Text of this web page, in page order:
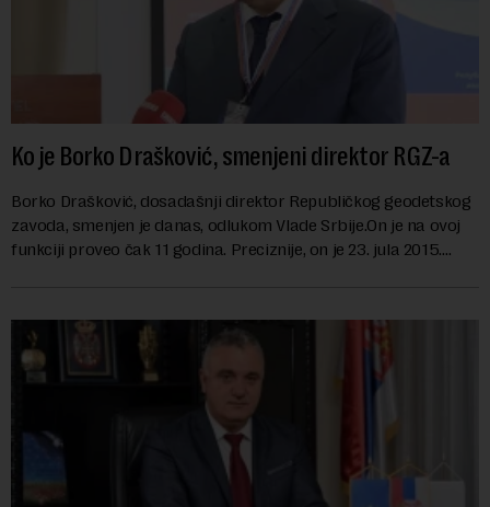
Ko je Borko Drašković, smenjeni direktor RGZ-a
Borko Drašković, dosadašnji direktor Republičkog geodetskog
zavoda, smenjen je danas, odlukom Vlade Srbije.On je na ovoj
funkciji proveo čak 11 godina. Preciznije, on je 23. jula 2015.